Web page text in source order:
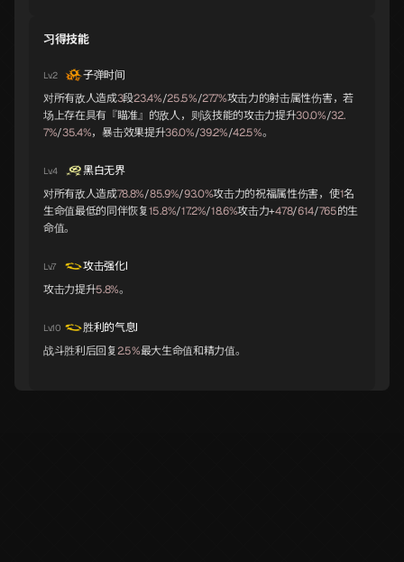
C
帕祖祖
C
贝尔芬格
C
八咫乌
C
基力梅卡拉
C
库夫林
C
荒霸吐
猫将军
习得技能
Lv.2
子弹时间
对所有敌人造成3段23.4%/25.5%/27.7%攻击力的射击属性伤害，若
场上存在具有『瞄准』的敌人，则该技能的攻击力提升30.0%/32.
7%/35.4%，暴击效果提升36.0%/39.2%/42.5%。
Lv.4
黑白无界
对所有敌人造成78.8%/85.9%/93.0%攻击力的祝福属性伤害，使1名
生命值最低的同伴恢复15.8%/17.2%/18.6%攻击力+478/614/765的生
命值。
Lv.7
攻击强化Ⅰ
攻击力提升5.8%。
Lv.10
胜利的气息Ⅰ
战斗胜利后回复2.5%最大生命值和精力值。